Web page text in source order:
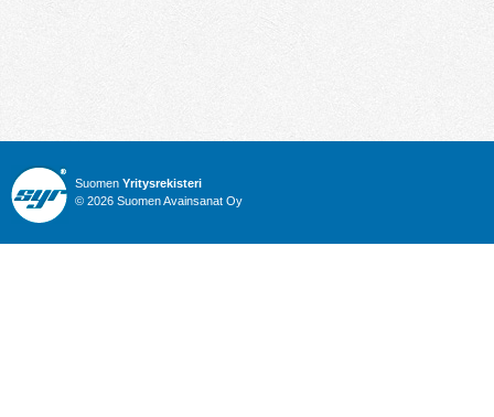
Suomen Yritysrekisteri
© 2026 Suomen Avainsanat Oy